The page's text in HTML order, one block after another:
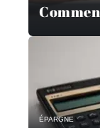
ÉPARGNE